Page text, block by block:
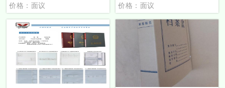
价格：面议 价格：面议